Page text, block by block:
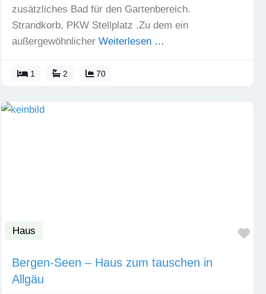
zusätzliches Bad für den Gartenbereich.
Strandkorb, PKW Stellplatz .Zu dem ein
außergewöhnlicher Weiterlesen …
1 2 70
Haus
Bergen-Seen – Haus zum tauschen in
Allgäu